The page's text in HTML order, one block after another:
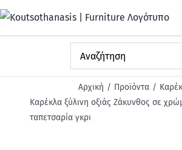
Μετάβαση
στο
Αρχική Προϊόντα
Καρέκλα ξύλινη οξιάς Ζάκυνθος σε
ταπετσαρία γκρι